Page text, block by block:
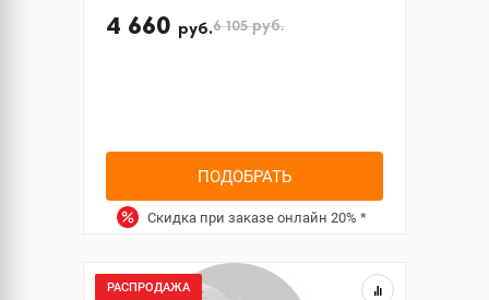
4 660 руб.6 105руб.
ПОДОБРАТЬ
Скидка при заказе онлайн 20% *
РАСПРОДАЖА